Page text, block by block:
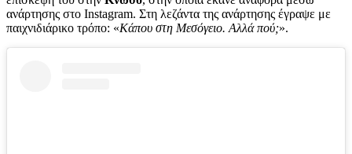
ανάρτησης στο Instagram. Στη λεζάντα της ανάρτησης έγραψε με
παιχνιδιάρικο τρόπο: «Κάπου στη Μεσόγειο. Αλλά πού;».